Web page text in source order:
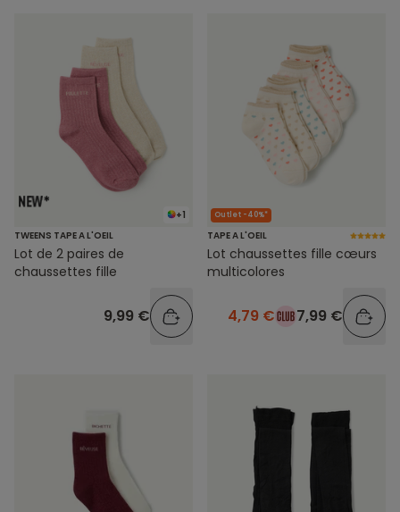
+1
TWEENS TAPE A L'OEIL
Lot de 2 paires de
chaussettes fille
9,99 €
Outlet -40%*
TAPE A L'OEIL
Lot chaussettes fille cœurs
multicolores
4,79 € 7,99 €